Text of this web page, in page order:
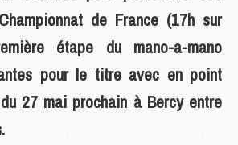
de France (17h sur
étape du mano-a-mano
pour le titre avec en point
27 mai prochain à Bercy entre